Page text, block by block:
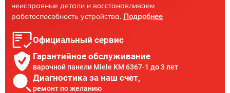
неисправные детали и восстанавливаем
работоспособность устройства. Подробнее
Официальный сервис
Гарантийное обслуживание
варочной панели Miele KM 6367-1 до 3 лет
Диагностика за наш счет,
ремонт по желанию